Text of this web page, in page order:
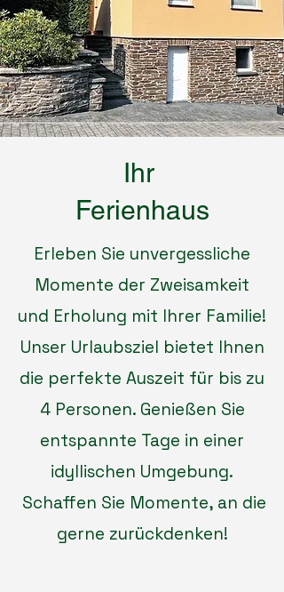
Ihr
Ferienhaus
Erleben Sie unvergessliche
Momente der Zweisamkeit
und Erholung mit Ihrer Familie!
Unser Urlaubsziel bietet Ihnen
die perfekte Auszeit für bis zu
4 Personen. Genießen Sie
entspannte Tage in einer
idyllischen Umgebung.
Schaffen Sie Momente, an die
gerne zurückdenken!